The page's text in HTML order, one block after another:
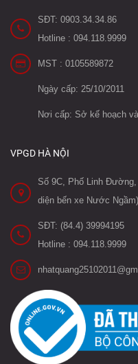
SĐT: 0903.34.34.86
Hotline : 094.118.9999
MST : 0105589872
Ngày cấp: 25/10/2011
Nơi cấp: Sở kế hoạch
VPGD HÀ NỘI
Số 9C, Phố Linh
diện bến xe Nước Ngầm)
SĐT: (84.4) 39994195
Hotline : 094.118.9999